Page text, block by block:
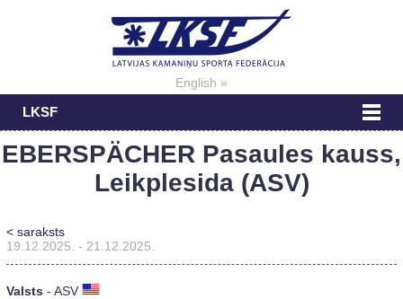
English »
LKSF
EBERSPÄCHER Pasaules kauss,
Leikplesida (ASV)
< saraksts
19.12.2025. - 21.12.2025.
Valsts - ASV